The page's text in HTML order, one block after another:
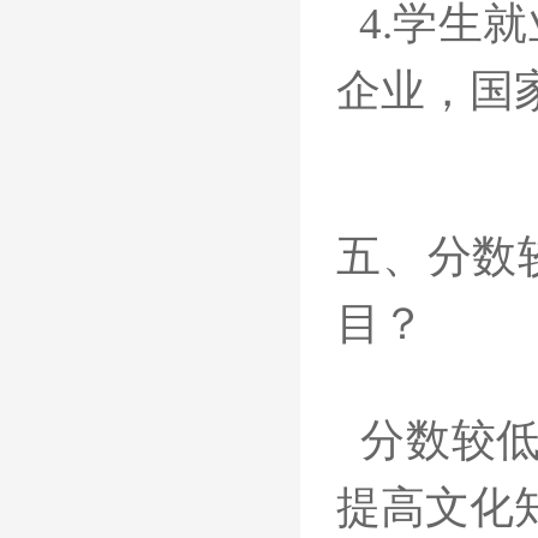
4.学生
企业，国
五、分数
目？
分数较
提高文化